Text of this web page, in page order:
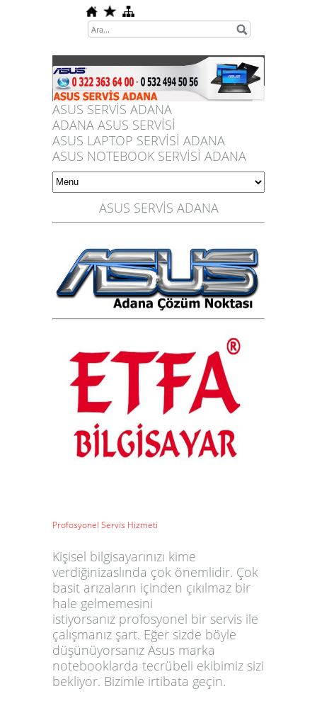
ASUS SERVİS ADANA
ADANA ASUS SERVİSİ
ASUS LAPTOP SERVİSİ ADANA
ASUS NOTEBOOK SERVİSİ ADANA
ASUS SERVİS ADANA
Profosyonel Servis Hizmeti
Kişisel bilgisayarınızı kime
verdiğinizaslında çok önemlidir. Çok
basit arızaların içinden çıkılmaz bir
hale gelmemesini
istiyorsanız profosyonel bir servis ile
çalışmanız şart. Eğer sizde böyle
düşünüyorsanız Asus marka
notebooklarda tecrübeli ekibimiz sizi
bekliyor. Bizimle irtibata geçin.